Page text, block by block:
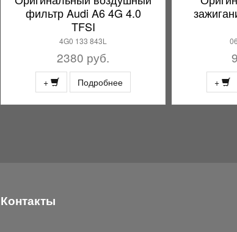
фильтр Audi A6 4G 4.0
TFSI
4G0 133 843L
2380 руб.
+ Подробнее +
Контакты